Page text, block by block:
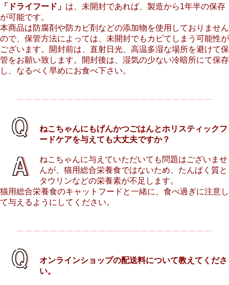
「ドライフード」 は、未開封であれば、製造から1年半の保存
が可能です。
本商品は防腐剤や防カビ剤などの添加物を使用しておりません
ので、保管方法によっては、未開封でもカビてしまう可能性が
ございます。開封前は、直射日光、高温多湿な場所を避けて保
管をお願い致します。開封後は、湿気の少ない冷暗所にて保存
し、なるべく早めにお食べ下さい。
ーーーーーーーーーーーーーーーーーーーーーーーー
ねこちゃんにもげんかつごはんとホリスティックフ
ードケアを与えても大丈夫ですか？
ねこちゃんに与えていただいても問題はございませ
んが、猫用総合栄養食ではないため、たんぱく質と
タウリンなどの栄養素が不足します。
猫用総合栄養食のキャットフードと一緒に、食べ過ぎに注意し
て与えるようにしてください。
ーーーーーーーーーーーーーーーーーーーーーーーー
オンラインショップの配送料について教えてくださ
い。